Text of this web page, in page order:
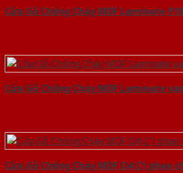
Cửa Gỗ Chống Cháy MDF Laminate
Cửa Gỗ Chống Cháy MDF Laminate
Cửa Gỗ Chống Cháy MDF O4 C1 phao